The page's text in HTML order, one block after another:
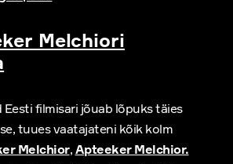
Melchiori
filmisari jõuab lõpuks täies
tuues vaatajateni kõik kolm
Melchior, Apteeker Melchior.